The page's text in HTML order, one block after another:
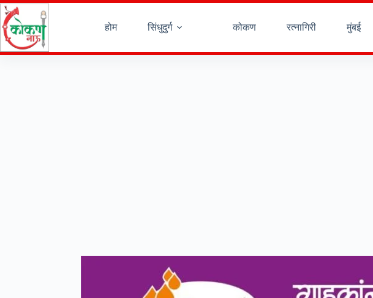
Skip
to
content
होम सिंधुदुर्ग कोकण रत्नागिरी मुंबई